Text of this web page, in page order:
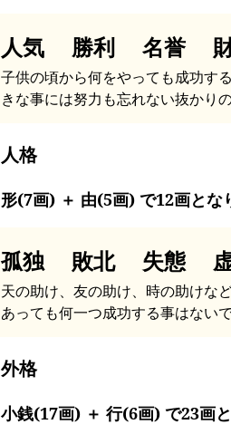
人気 勝利 名誉
子供の頃から何をやっても成功す
きな事には努力も忘れない抜かり
人格
形(7画) ＋ 由(5画) で12画とな
孤独 敗北 失態
天の助け、友の助け、時の助けな
あっても何一つ成功する事はないで
外格
小銭(17画) ＋ 行(6画) で23画